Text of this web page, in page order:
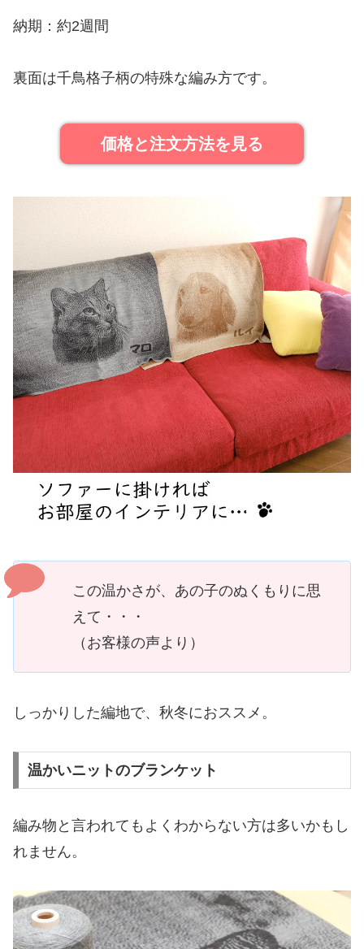
納期：約2週間
裏面は千鳥格子柄の特殊な編み方です。
価格と注文方法を見る
この温かさが、あの子のぬくもりに思
えて・・・
（お客様の声より）
しっかりした編地で、秋冬におススメ。
温かいニットのブランケット
編み物と言われてもよくわからない方は多いかもし
れません。